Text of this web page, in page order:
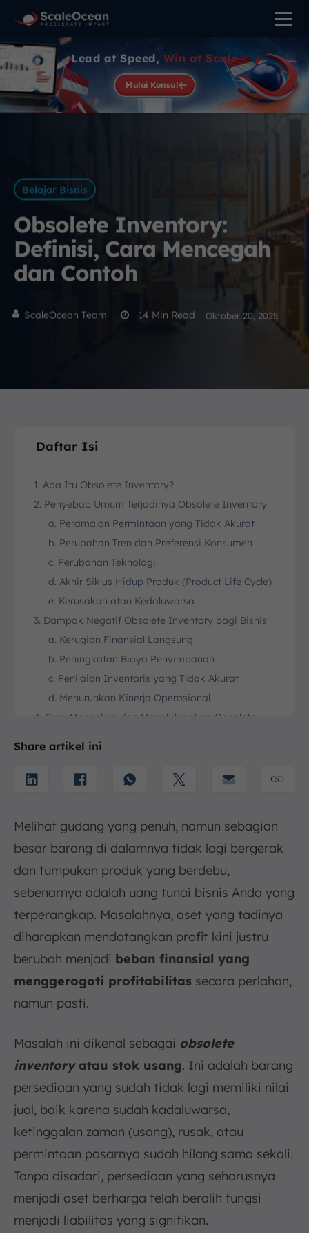
Lead at Speed, Win at Scale
Mulai Konsul
Belajar Bisnis
Obsolete Inventory:
Definisi, Cara Mencegah
dan Contoh
ScaleOcean Team 14 Min Read Oktober 20, 2025
Daftar Isi
1. Apa Itu Obsolete Inventory?
2. Penyebab Umum Terjadinya Obsolete Inventory
a. Peramalan Permintaan yang Tidak Akurat
b. Perubahan Tren dan Preferensi Konsumen
c. Perubahan Teknologi
d. Akhir Siklus Hidup Produk (Product Life Cycle)
e. Kerusakan atau Kedaluwarsa
3. Dampak Negatif Obsolete Inventory bagi Bisnis
a. Kerugian Finansial Langsung
b. Peningkatan Biaya Penyimpanan
c. Penilaian Inventaris yang Tidak Akurat
d. Menurunkan Kinerja Operasional
4. Cara Mengelola dan Menghilangkan Obsolete
a. Diskon Besar atau Likuidasi
c. Lakukan Retur ke Pemasok
e. Donasi atau Daur Ulang
5. Strategi Jangka Panjang untuk Mencegah Obsolete
a. Gunakan Manajemen Inventaris yang Lebih
Baik
b. Lakukan Peramalan Permintaan yang Akurat
c. Lakukan Audit dan Analisis Inventaris secara
Teratur
d. Kurangi Waktu Tunggu (Lead Time)
6. Kesimpulan
FAQ:
Share artikel ini
Melihat gudang yang penuh, namun sebagian
besar barang di dalamnya tidak lagi bergerak
dan tumpukan produk yang berdebu,
sebenarnya adalah uang tunai bisnis Anda yang
terperangkap. Masalahnya, aset yang tadinya
diharapkan mendatangkan profit kini justru
berubah menjadi beban finansial yang
menggerogoti profitabilitas secara perlahan,
namun pasti.
Masalah ini dikenal sebagai obsolete
inventoryatau stok usang. Ini adalah barang
persediaan yang sudah tidak lagi memiliki nilai
jual, baik karena sudah kadaluwarsa,
ketinggalan zaman (usang), rusak, atau
permintaan pasarnya sudah hilang sama sekali.
Tanpa disadari, persediaan yang seharusnya
menjadi aset berharga telah beralih fungsi
menjadi liabilitas yang signifikan.